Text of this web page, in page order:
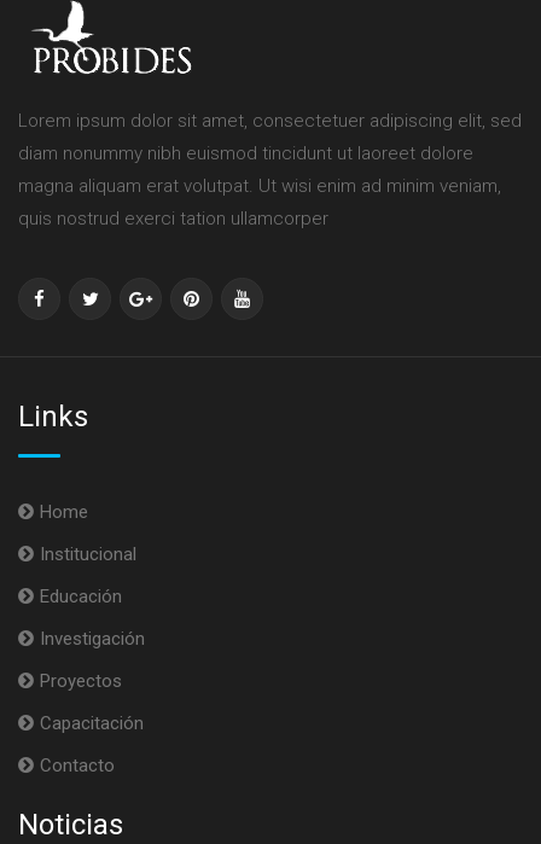
Lorem ipsum dolor sit amet, consectetuer adipiscing elit, sed
diam nonummy nibh euismod tincidunt ut laoreet dolore
magna aliquam erat volutpat. Ut wisi enim ad minim veniam,
quis nostrud exerci tation ullamcorper
Links
Home
Institucional
Educación
Investigación
Proyectos
Capacitación
Contacto
Noticias